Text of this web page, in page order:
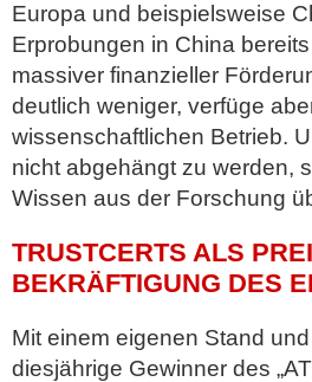
Europa und beispielsweise
Erprobungen in China
massiver finanzieller
deutlich weniger, verfüge
wissenschaftlichen Betrieb.
nicht abgehängt zu werden,
Wissen aus der Forschung
TRUSTCERTS ALS
BEKRÄFTIGUNG DES
Mit einem eigenen Stand
diesjährige Gewinner des